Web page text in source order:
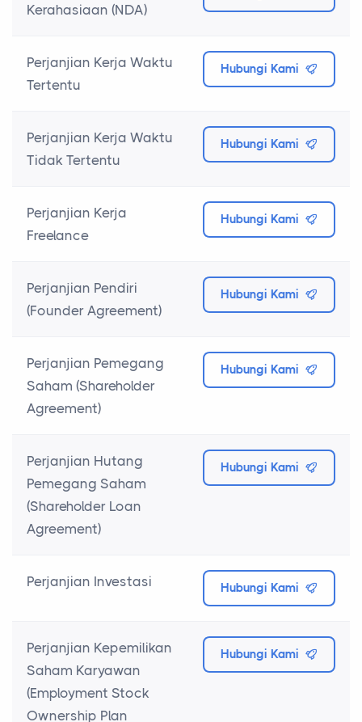
Kerahasiaan (NDA)
Perjanjian Kerja Waktu
Tertentu
Hubungi Kami
Perjanjian Kerja Waktu
Tidak Tertentu
Hubungi Kami
Perjanjian Kerja
Freelance
Hubungi Kami
Perjanjian Pendiri
(Founder Agreement)
Hubungi Kami
Perjanjian Pemegang
Saham (Shareholder
Agreement)
Hubungi Kami
Perjanjian Hutang
Pemegang Saham
(Shareholder Loan
Agreement)
Hubungi Kami
Perjanjian Investasi Hubungi Kami
Perjanjian Kepemilikan
Saham Karyawan
(Employment Stock
Ownership Plan
Hubungi Kami